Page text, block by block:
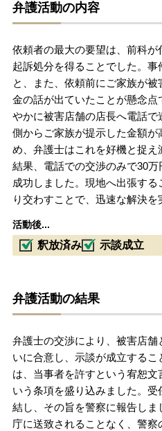
弁護活動の内容
依頼者の最大の要望は、前科
起訴処分を得ることでした。
と、また、依頼前にご家族が
金の話が出ていたことが懸念
やかに被害店舗の店長へ電話
側からご家族が提示した金額
め、弁護士はこれを好機と捉
結果、電話での交渉のみで30
成功しました。現地へ出張す
り交わすことで、迅速な解決を
活動後...
釈放済み 示談成立
弁護活動の結果
弁護士の交渉により、被害店
いに合意し、示談が成立する
は、当事者を許すという宥恕
いう条項を盛り込みました。
結し、その旨を警察に報告し
庁に送致されることなく、警